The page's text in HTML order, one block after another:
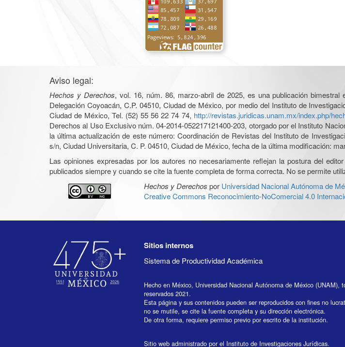
Aviso legal:
Hechos y Derechos, vol. 16, núm. 86, marzo-abril de 2025, es una publicación
Delegación Coyoacán, C.P. 04510, Ciudad de México, por medio del Instituto de
Ciudad de México, Tel. (52) 55 56 22 74 74, http://revistas.juridicas.unam.mx/index.php/
Derechos al Uso Exclusivo núm. 04-2014-052217121400-203, otorgado por el Instituto
la última actualización de este número: Coordinación de Revistas del Instituto de
s/n, Ciudad Universitaria, C. P. 04510, Ciudad de México, fecha de la última modificación:
Las opiniones expresadas por los autores no necesariamente reflejan la postura del
publicados siempre y cuando se cite la fuente completa de forma correcta. No se permite
Hechos y Derechos por Universidad Nacional Autónoma de
Creative Commons Reconocimiento-NoComercial 4.0
Sitios internos
Sistema de Productividad Académica
Hecho en México, Universidad Nacional Autónoma de México (UNAM),
reservados 2021.
Esta página y sus contenidos pueden ser reproducidos con fines no
no se mutile, se cite la fuente completa y su dirección electrónica.
De otra forma, requiere permiso previo por escrito de la institución.
Sitio web administrado por el Instituto de Investigaciones Jurídicas.